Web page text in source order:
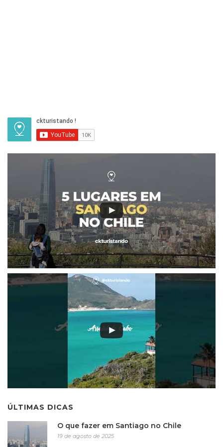
ÚLTIMAS DICAS
O que fazer em Santiago no Chile
19 de agosto de 2025